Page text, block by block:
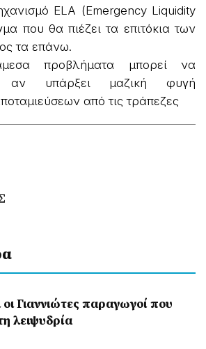
ELA (Εmergency Liquidity
που θα πιέζει τα επιτόκια των
τα επάνω.
προβλήματα μπορεί να
αν υπάρξει μαζική φυγή
από τις τράπεζες
Γιαννιώτες παραγωγοί που
λειψυδρία